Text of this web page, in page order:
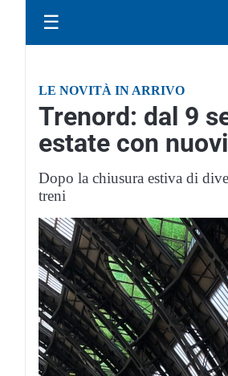
☰
LE NOVITÀ IN ARRIVO
Trenord: dal 9
estate con
Dopo la chiusura estiva di
treni